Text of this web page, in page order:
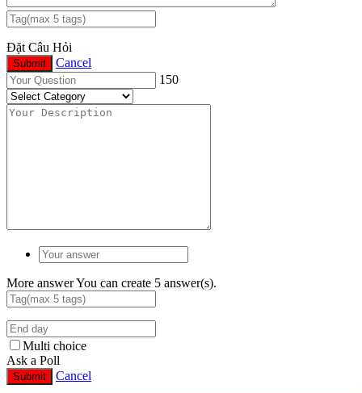
Đặt Câu Hỏi
Submit
Cancel
150
More answerYou can create 5 answer(s).
Multi choice
Ask a Poll
Submit Cancel